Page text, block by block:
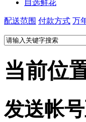
自选鲜花
配送范围 付款方式 万
当前位
发送帐